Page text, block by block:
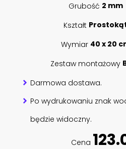
Grubość 2 mm
Kształt
Wymiar 40 x 20
Zestaw montażowy
Darmowa dostawa.
Po wydrukowaniu znak
będzie widoczny.
Cena